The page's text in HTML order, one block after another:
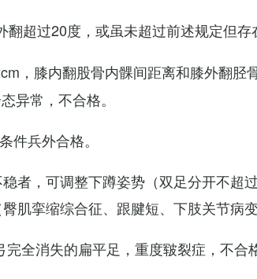
超过20度，或虽未超过前述规定但存
，膝内翻股骨内髁间距离和膝外翻胫
异常，不合格。
件兵外合格。
者，可调整下蹲姿势（双足分开不超
肌挛缩综合征、跟腱短、下肢关节病
全消失的扁平足，重度皲裂症，不合